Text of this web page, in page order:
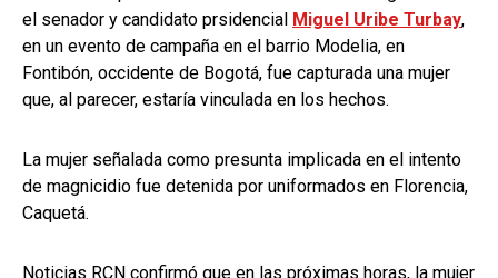
el senador y candidato prsidencial Miguel Uribe Turbay,
en un evento de campaña en el barrio Modelia, en
Fontibón, occidente de Bogotá, fue capturada una mujer
que, al parecer, estaría vinculada en los hechos.
La mujer señalada como presunta implicada en el intento
de magnicidio fue detenida por uniformados en Florencia,
Caquetá.
Noticias RCN confirmó que en las próximas horas, la mujer